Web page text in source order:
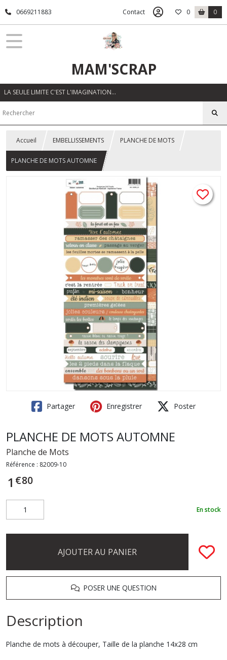
0669211883 Contact 0 0
MAM'SCRAP
LA SEULE LIMITE C'EST L'IMAGINATION…
Accueil EMBELLISSEMENTS PLANCHE DE MOTS
PLANCHE DE MOTS AUTOMNE
Partager Enregistrer Poster
PLANCHE DE MOTS AUTOMNE
Planche de Mots
Référence : 82009-10
1 €80
En stock
AJOUTER AU PANIER
POSER UNE QUESTION
Description
Planche de mots à découper, Taille de la planche 14x28 cm